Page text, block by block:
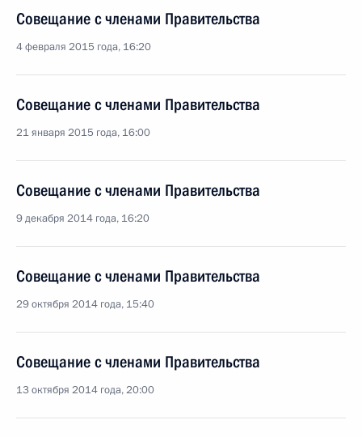
Совещание с членами Правительства
4 февраля 2015 года, 16:20
Совещание с членами Правительства
21 января 2015 года, 16:00
Совещание с членами Правительства
9 декабря 2014 года, 16:20
Совещание с членами Правительства
29 октября 2014 года, 15:40
Совещание с членами Правительства
13 октября 2014 года, 20:00